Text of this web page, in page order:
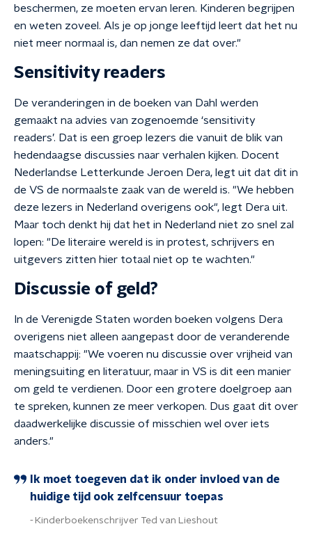
beschermen, ze moeten ervan leren. Kinderen begrijpen
en weten zoveel. Als je op jonge leeftijd leert dat het nu
niet meer normaal is, dan nemen ze dat over."
Sensitivity readers
De veranderingen in de boeken van Dahl werden
gemaakt na advies van zogenoemde ‘sensitivity
readers’. Dat is een groep lezers die vanuit de blik van
hedendaagse discussies naar verhalen kijken. Docent
Nederlandse Letterkunde Jeroen Dera, legt uit dat dit in
de VS de normaalste zaak van de wereld is. "We hebben
deze lezers in Nederland overigens ook", legt Dera uit.
Maar toch denkt hij dat het in Nederland niet zo snel zal
lopen: "De literaire wereld is in protest, schrijvers en
uitgevers zitten hier totaal niet op te wachten."
Discussie of geld?
In de Verenigde Staten worden boeken volgens Dera
overigens niet alleen aangepast door de veranderende
maatschappij: "We voeren nu discussie over vrijheid van
meningsuiting en literatuur, maar in VS is dit een manier
om geld te verdienen. Door een grotere doelgroep aan
te spreken, kunnen ze meer verkopen. Dus gaat dit over
daadwerkelijke discussie of misschien wel over iets
anders."
Ik moet toegeven dat ik onder invloed van de
huidige tijd ook zelfcensuur toepas
Kinderboekenschrijver Ted van Lieshout